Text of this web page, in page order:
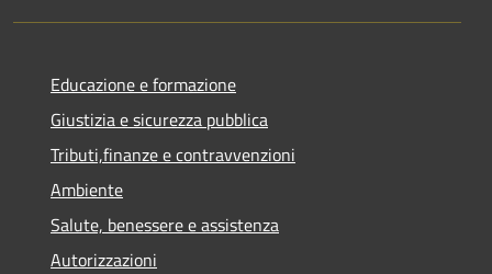
Educazione e formazione
Giustizia e sicurezza pubblica
Tributi,finanze e contravvenzioni
Ambiente
Salute, benessere e assistenza
Autorizzazioni